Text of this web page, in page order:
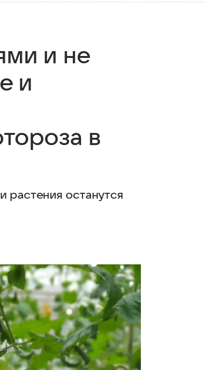
и не
и
в
растения останутся